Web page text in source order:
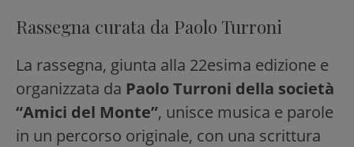
Rassegna curata da Paolo Turroni
La rassegna, giunta alla 22esima edizione e
organizzata da Paolo Turroni della società
“Amici del Monte”, unisce musica e parole
in un percorso originale, con una scrittura